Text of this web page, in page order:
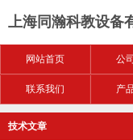
上海同瀚科教设备
网站首页 公
联系我们 产
技术文章